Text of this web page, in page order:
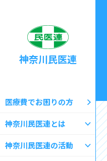
神奈川民医連
医療費でお困りの方
神奈川民医連とは
神奈川民医連の活動